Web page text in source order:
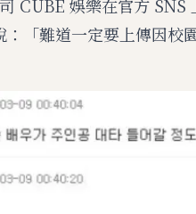
CUBE 娛樂在官方 SNS
「難道一定要上傳因校